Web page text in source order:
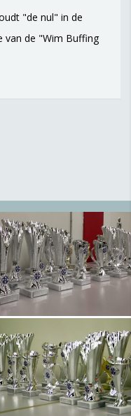
"de nul" in de
van de "Wim Buffing